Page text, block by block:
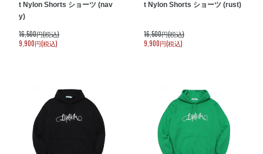
t Nylon Shorts ショーツ (nav
y)
16,500円(税込)
9,900円(税込)
t Nylon Shorts ショーツ (rust)
16,500円(税込)
9,900円(税込)